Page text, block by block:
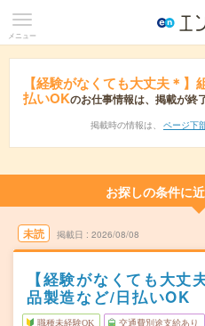
メニュー
【経験がなくても大丈夫＊
払いOKのお仕事情報は、掲載が終
掲載時の情報は、 ページ下
お探しの条件に
未読 掲載日 2026/08/08
【経験がなくても大丈
品製造など/日払いOK
職種未経験OK 交通費別途支給あり